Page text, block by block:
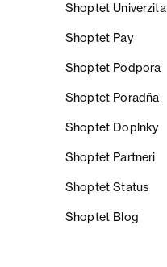
Shoptet Univerzita
Shoptet Pay
Shoptet Podpora
Shoptet Poradňa
Shoptet Doplnky
Shoptet Partneri
Shoptet Status
Shoptet Blog